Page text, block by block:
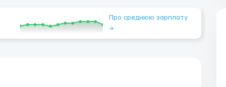
Про среднюю зарплату
→